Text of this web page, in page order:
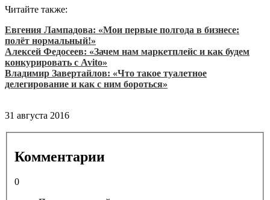
Читайте также:
Евгения Лампадова: «Мои первые полгода в бизнесе:
полёт нормальный!»
Алексей Федосеев: «Зачем нам маркетплейс и как будем
конкурировать с Avito»
Владимир Завертайлов: «Что такое туалетное
делегирование и как с ним бороться»
31 августа 2016
Комментарии
0